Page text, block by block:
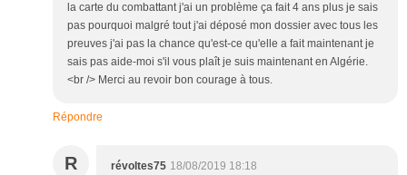
la carte du combattant j'ai un problème ça fait 4 ans plus je sais
pas pourquoi malgré tout j'ai déposé mon dossier avec tous les
preuves j'ai pas la chance qu'est-ce qu'elle a fait maintenant je
sais pas aide-moi s'il vous plaît je suis maintenant en Algérie.
<br /> Merci au revoir bon courage à tous.
Répondre
R révoltes75 18/08/2019 18:18